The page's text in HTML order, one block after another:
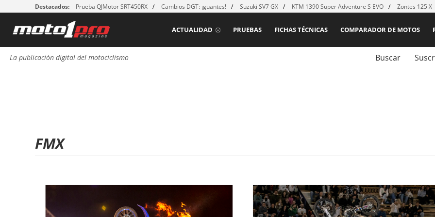
Destacados: Prueba QJMotor SRT450RX Cambios DGT: ¡guantes! Suzuki SV7 GX KTM 1390 Super Adventure S EVO Zontes 125 X
COMPARADOR DE MOTOS
FICHAS TÉCNICAS
PRUEBAS
ACTUALIDAD
La publicación digital del motociclismo Buscar
FMX